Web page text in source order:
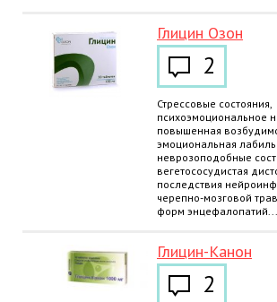
Глицин Озон
2
Стрессовые состояния,
психоэмоциональное
повышенная
эмоциональная
неврозоподобные
вегетососудистая
последствия
черепно-мозговой
форм энцефалопатий...
Глицин-Канон
2